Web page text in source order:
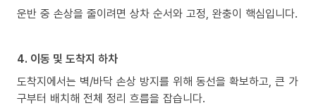
운반 중 손상을 줄이려면 상차 순서와 고정, 완충이 핵심입니다.
4. 이동 및 도착지 하차
도착지에서는 벽/바닥 손상 방지를 위해 동선을 확보하고, 큰 가
구부터 배치해 전체 정리 흐름을 잡습니다.